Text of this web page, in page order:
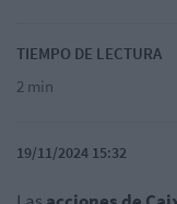
TIEMPO DE LECTURA
2 min
19/11/2024 15:32